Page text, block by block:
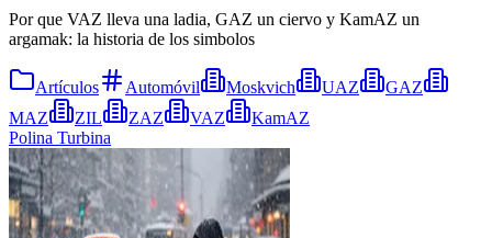
Por que VAZ lleva una ladia, GAZ un ciervo y KamAZ un
argamak: la historia de los simbolos
Artículos Automóvil Moskvich UAZ
GAZ
MAZ
ZIL ZAZ VAZ
KamAZ
Polina Turbina